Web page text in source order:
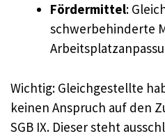
Fördermittel:
schwerbehinderte
Wichtig: Gleichgestellte
keinen Anspruch auf den
SGB IX. Dieser steht